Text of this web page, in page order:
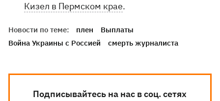
Кизел в Пермском крае.
Новости по теме: плен
Выплаты
Война Украины с Россией
смерть журналиста
Подписывайтесь на нас в соц. сетях